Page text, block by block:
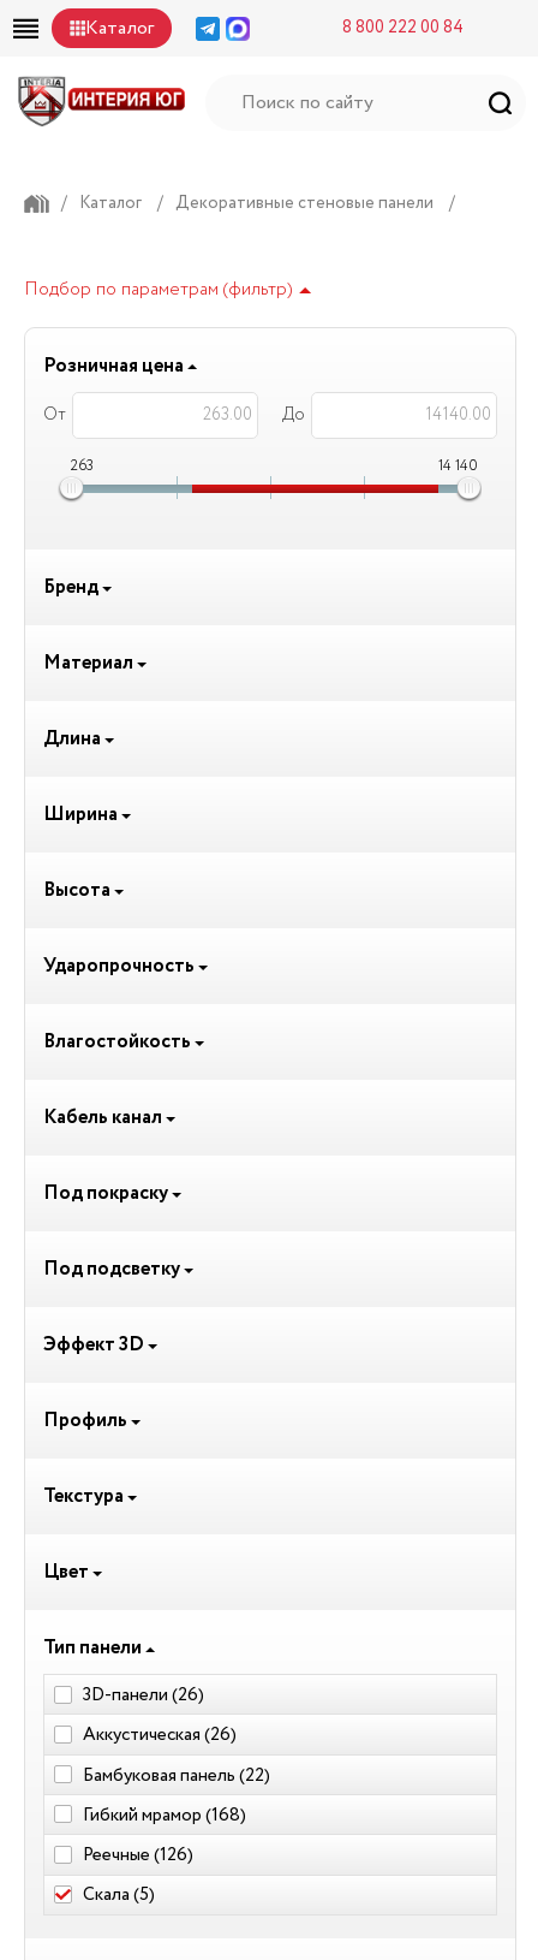
Каталог 8 800 222 00 84
/ Каталог / Декоративные стеновые панели /
Подбор по параметрам (фильтр)
Розничная цена
От До
263 14 140
Бренд
Материал
Длина
Ширина
Высота
Ударопрочность
Влагостойкость
Кабель канал
Под покраску
Под подсветку
Эффект 3D
Профиль
Текстура
Цвет
Тип панели
3D-панели (26)
Аккустическая (26)
Бамбуковая панель (22)
Гибкий мрамор (168)
Реечные (126)
Скала (5)